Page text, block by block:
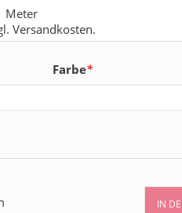
Meter
Versandkosten.
*
Farbe
IN